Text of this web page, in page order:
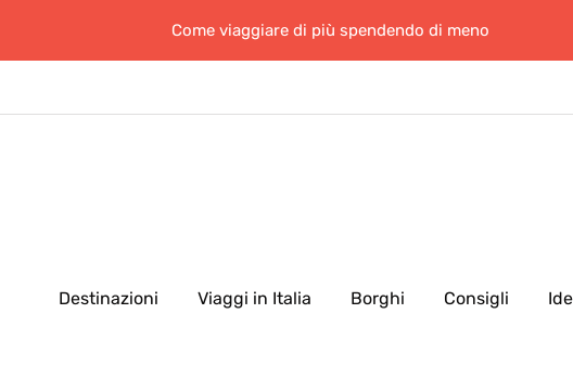
Come viaggiare di più spendendo di meno
Destinazioni Viaggi in Italia Borghi Consigli